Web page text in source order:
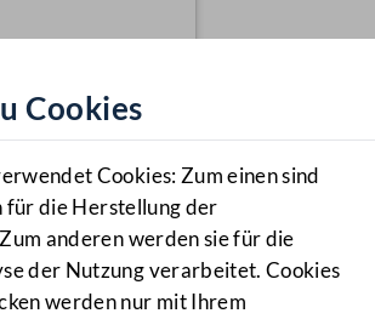
öffnen
Cookies
Cookies: Zum einen sind
die Herstellung der
anderen werden sie für die
der Nutzung verarbeitet. Cookies
werden nur mit Ihrem
NR
NR